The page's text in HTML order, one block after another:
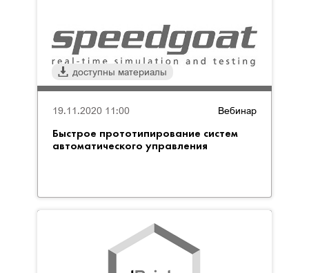
Вебинар
Быстрое прототипирование систем
автоматического управления
19.11.2020 11:00
доступны материалы